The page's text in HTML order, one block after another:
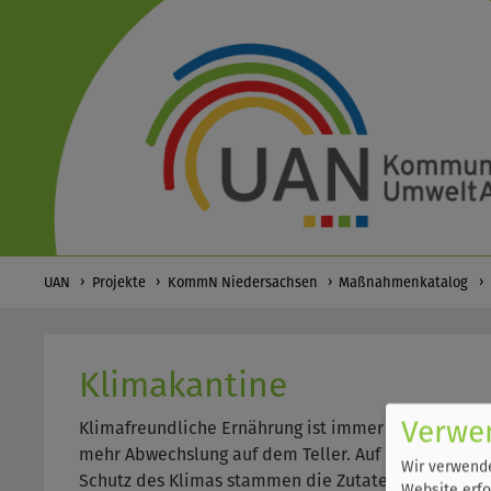
UAN Projekte KommN Niedersachsen Maßnahmenkatalog
Klimakantine
Klimafreundliche Ernährung ist immer auch
mehr Abwechslung auf dem Teller. Auf dem
Schutz des Klimas stammen die Zutaten
Wir